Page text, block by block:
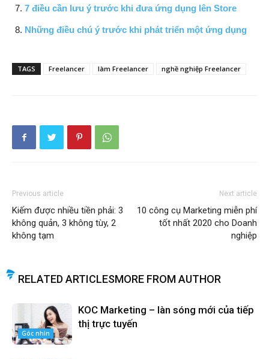
7 điều cần lưu ý trước khi đưa ứng dụng lên Store
Những điều chú ý trước khi phát triển một ứng dụng
TAGS Freelancer làm Freelancer nghề nghiệp Freelancer
Previous article
Kiếm được nhiều tiền phải: 3
không quản, 3 không tùy, 2
không tạm
Next article
10 công cụ Marketing miễn phí
tốt nhất 2020 cho Doanh
nghiệp
RELATED ARTICLESMORE FROM AUTHOR
Góc nhìn
KOC Marketing – làn sóng mới của tiếp
thị trực tuyến